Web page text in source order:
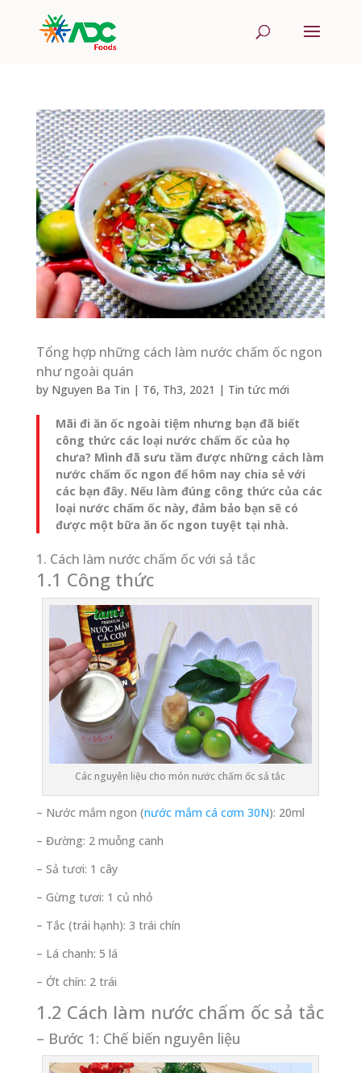
Tổng hợp những cách làm nước chấm ốc ngon
như ngoài quán
by Nguyen Ba Tin | T6, Th3, 2021 | Tin tức mới
Mãi đi ăn ốc ngoài tiệm nhưng bạn đã biết
công thức các loại nước chấm ốc của họ
chưa? Mình đã sưu tầm được những cách làm
nước chấm ốc ngon để hôm nay chia sẻ với
các bạn đây. Nếu làm đúng công thức của các
loại nước chấm ốc này, đảm bảo bạn sẽ có
được một bữa ăn ốc ngon tuyệt tại nhà.
1. Cách làm nước chấm ốc với sả tắc
1.1 Công thức
Các nguyên liệu cho món nước chấm ốc sả tắc
– Nước mắm ngon (nước mắm cá cơm 30N): 20ml
– Đường: 2 muỗng canh
– Sả tươi: 1 cây
– Gừng tươi: 1 củ nhỏ
– Tắc (trái hạnh): 3 trái chín
– Lá chanh: 5 lá
– Ớt chín: 2 trái
1.2 Cách làm nước chấm ốc sả tắc
– Bước 1: Chế biến nguyên liệu